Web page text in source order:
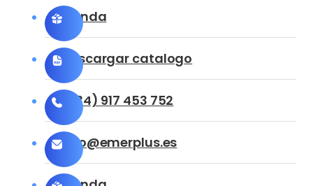
Tienda
Descargar catalogo
(+34) 917 453 752
info@emerplus.es